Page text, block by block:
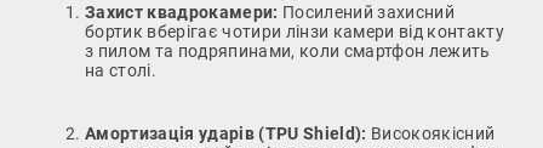
Захист квадрокамери: Посилений захисний
бортик вберігає чотири лінзи камери від контакту
з пилом та подряпинами, коли смартфон лежить
на столі.
Амортизація ударів (TPU Shield): Високоякісний